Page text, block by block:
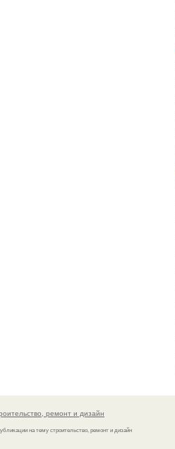
ремонт и дизайн
на тему строительство, ремонт и дизайн